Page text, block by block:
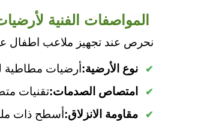
المواصفات الفنية
نحرص عند تجهيز ملاعب اطفال
نوع الأرضية: أرضيات مطاطية
امتصاص الصدمات:تقنيات
مقاومة الانزلاق: أسطح ذات